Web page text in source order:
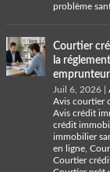
problème
Courtier
la
Juil 6, 2026 |
Avis courtier
Avis crédit
crédit
immobilier
en ligne ,
Courtier